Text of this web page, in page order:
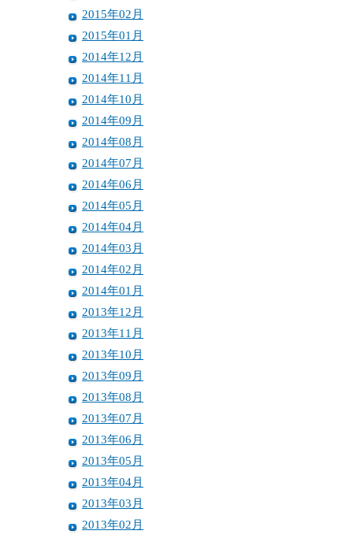
2015年02月
2015年01月
2014年12月
2014年11月
2014年10月
2014年09月
2014年08月
2014年07月
2014年06月
2014年05月
2014年04月
2014年03月
2014年02月
2014年01月
2013年12月
2013年11月
2013年10月
2013年09月
2013年08月
2013年07月
2013年06月
2013年05月
2013年04月
2013年03月
2013年02月